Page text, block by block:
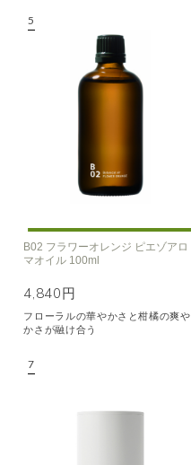
B02 フラワーオレンジ ピエゾアロ
マオイル 100ml
4,840円
フローラルの華やかさと柑橘の爽や
かさが融け合う